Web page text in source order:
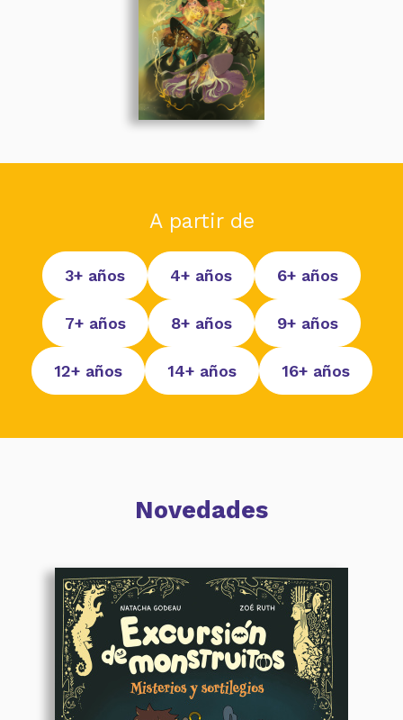
A partir de
3+ años 4+ años 6+ años
7+ años 8+ años 9+ años
12+ años 14+ años 16+ años
Novedades